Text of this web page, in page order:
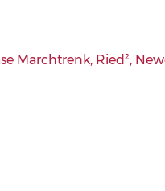
Marchtrenk, Ried²,